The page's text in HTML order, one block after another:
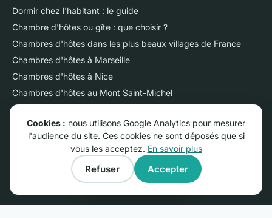
Afficher la carte
Dormir chez l'habitant : le guide
Chambre d'hôtes ou gîte : que choisir ?
Chambres d'hôtes dans les plus beaux villages de France
Chambres d'hôtes à Marseille
Chambres d'hôtes à Nice
Chambres d'hôtes au Mont Saint-Michel
Chambres d'hôtes sur l'Ile de Ré
Chambres d'hôtes près du Futuroscope
Chambres d'hôtes en Camargue
Gîtes dans les plus beaux villages de France
Gîtes près du Mont Saint-Michel
Cookies : nous utilisons Google Analytics pour mesurer
l'audience du site. Ces cookies ne sont déposés que si
vous les acceptez. En savoir plus
Refuser Accepter